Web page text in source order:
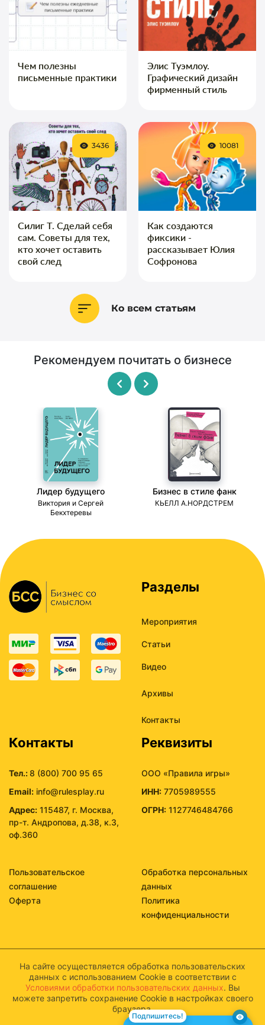
Чем полезны
письменные практики
Элис Туэмлоу.
Графический дизайн
фирменный стиль
Силиг Т. Сделай себя
сам. Советы для тех,
кто хочет оставить
свой след
3436
Как создаются
фиксики -
рассказывает Юлия
Софронова
10081
Ко всем статьям
Рекомендуем почитать о бизнесе
Лидер будущего
Виктория и Сергей
Бекхтеревы
Бизнес в стиле фанк
КЬЕЛЛ А.НОРДСТРЕМ
Разделы
Мероприятия
Статьи
Видео
Архивы
Контакты
Контакты
Тел.:8 (800) 700 95 65
Email: info@rulesplay.ru
Адрес: 115487, г. Москва,
пр-т. Андропова, д.38, к.3,
оф.360
Реквизиты
ООО «Правила игры»
ИНН: 7705989555
ОГРН: 1127746484766
Пользовательское
соглашение
Обработка персональных
данных
Оферта
Политика
конфиденциальности
На сайте осуществляется обработка пользовательских
данных с использованием Cookie в соответствии с
Условиями обработки пользовательских данных. Вы
можете запретить сохранение Cookie в настройках своего
браузера.
Подпишитесь!